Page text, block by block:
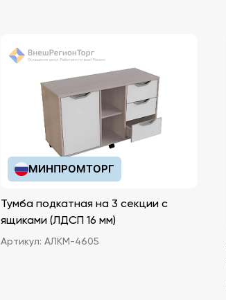
МИНПРОМТОРГ
Тумба подкатная на 3 секции с
ящиками (ЛДСП 16 мм)
Артикул: АЛКМ-4605